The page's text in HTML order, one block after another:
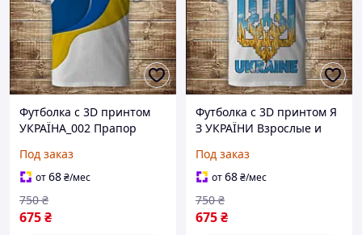
Футболка с 3D принтом
УКРАЇНА_002 Прапор
размеры Все размеры
Премиум ткань
Под заказ
от68₴/мес
675₴
750 ₴
Футболка с 3D принтом Я
З УКРАЇНИ Взрослые и
размеры Премиум ткань
Под заказ
от68₴/мес
675₴
750 ₴